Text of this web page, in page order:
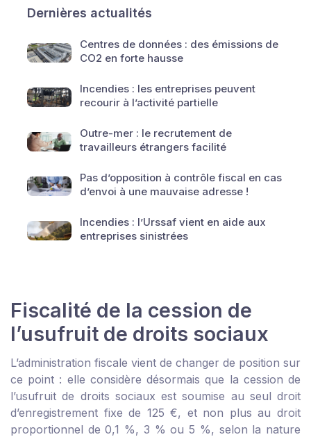
Dernières actualités
Centres de données : des émissions de
CO2 en forte hausse
Incendies : les entreprises peuvent
recourir à l’activité partielle
Outre-mer : le recrutement de
travailleurs étrangers facilité
Pas d’opposition à contrôle fiscal en cas
d’envoi à une mauvaise adresse !
Incendies : l’Urssaf vient en aide aux
entreprises sinistrées
Fiscalité de la cession de
l’usufruit de droits sociaux
L’administration fiscale vient de changer de position sur
ce point : elle considère désormais que la cession de
l’usufruit de droits sociaux est soumise au seul droit
d’enregistrement fixe de 125 €, et non plus au droit
proportionnel de 0,1 %, 3 % ou 5 %, selon la nature